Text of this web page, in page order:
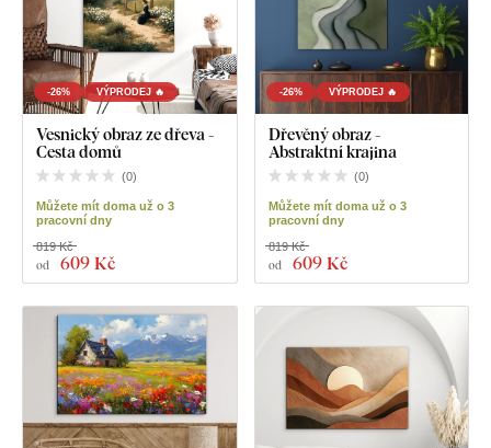
-26% VÝPRODEJ 🔥
Vesnický obraz ze dřeva -
Cesta domů
(0)
Můžete mít doma už o 3
pracovní dny
od 609 Kč
819 Kč
-26% VÝPRODEJ 🔥
Dřevěný obraz -
Abstraktní krajina
(0)
Můžete mít doma už o 3
pracovní dny
od 609 Kč
819 Kč